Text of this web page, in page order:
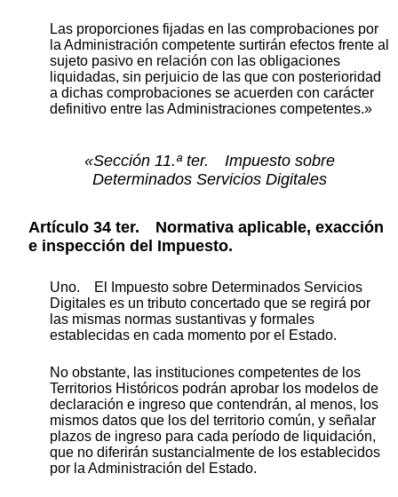
Las proporciones fijadas en las comprobaciones por
la Administración competente surtirán efectos frente al
sujeto pasivo en relación con las obligaciones
liquidadas, sin perjuicio de las que con posterioridad
a dichas comprobaciones se acuerden con carácter
definitivo entre las Administraciones competentes.»
«Sección 11.ª ter. Impuesto sobre
Determinados Servicios Digitales
Artículo 34 ter. Normativa aplicable, exacción
e inspección del Impuesto.
Uno. El Impuesto sobre Determinados Servicios
Digitales es un tributo concertado que se regirá por
las mismas normas sustantivas y formales
establecidas en cada momento por el Estado.
No obstante, las instituciones competentes de los
Territorios Históricos podrán aprobar los modelos de
declaración e ingreso que contendrán, al menos, los
mismos datos que los del territorio común, y señalar
plazos de ingreso para cada período de liquidación,
que no diferirán sustancialmente de los establecidos
por la Administración del Estado.